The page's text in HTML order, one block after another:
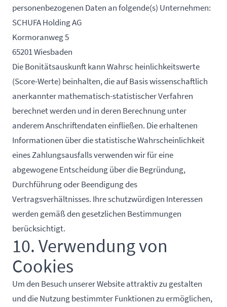
personenbezogenen Daten an folgende(s) Unternehmen:
SCHUFA Holding AG
Kormoranweg 5
65201 Wiesbaden
Die Bonitätsauskunft kann Wahrsc heinlichkeitswerte
(Score-Werte) beinhalten, die auf Basis wissenschaftlich
anerkannter mathematisch-statistischer Verfahren
berechnet werden und in deren Berechnung unter
anderem Anschriftendaten einfließen. Die erhaltenen
Informationen über die statistische Wahrscheinlichkeit
eines Zahlungsausfalls verwenden wir für eine
abgewogene Entscheidung über die Begründung,
Durchführung oder Beendigung des
Vertragsverhältnisses. Ihre schutzwürdigen Interessen
werden gemäß den gesetzlichen Bestimmungen
berücksichtigt.
10. Verwendung von
Cookies
Um den Besuch unserer Website attraktiv zu gestalten
und die Nutzung bestimmter Funktionen zu ermöglichen,